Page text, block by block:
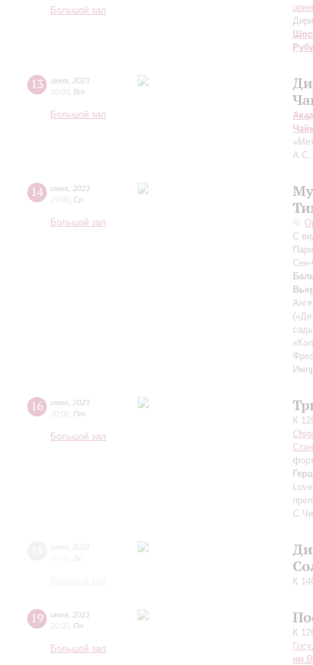
Большой зал
13 июня 2023
20:00 Вт
Большой зал
А.С.
14 июня 2023
19:00 Ср
Большой зал
С
16 июня 2023
20:00 Пт
Большой зал
К
К
19 июня 2023
20:00 Пн
Большой зал
К